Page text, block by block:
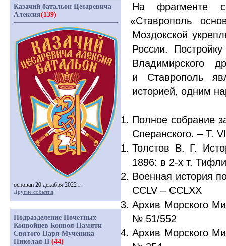
На фрагменте
«Ставрополь
Моздокской
России.
Владимирского
и Ставрополь
историей, одним
Полное собрание
Сперанского. – Т.
Толстов В. Г.
1896: в 2-х т.
Военная история
CCLV – CCLXX
Архив Морского
№ 51/552
Архив Морского
Казачий батальон Цесаревича
Алексия(139)
основан 20 декабря 2022 г.
Другие события
Подразделение Почетных
Конвойцев Конвоя Памяти
Святого Царя Мученика
Николая II (44)